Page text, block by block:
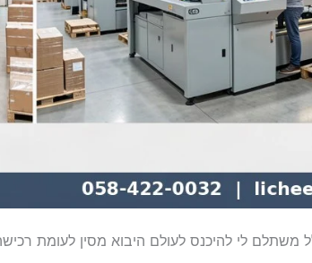
משתלם לי להיכנס לעולם היבוא מסין לעומת